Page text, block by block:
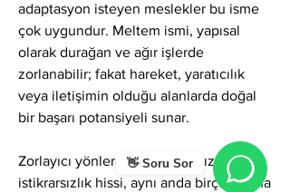
👋 Soru Sor
adaptasyon isteyen meslekler bu isme
çok uygundur. Meltem ismi, yapısal
olarak durağan ve ağır işlerde
zorlanabilir; fakat hareket, yaratıcılık
veya iletişimin olduğu alanlarda doğal
bir başarı potansiyeli sunar.
Zorlayıcı yönlerde isim; sabırsızlık,
istikrarsızlık hissi, aynı anda birçok alana